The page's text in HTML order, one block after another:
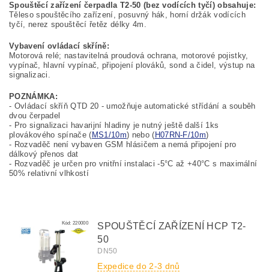
Spouštěcí zařízení čerpadla T2-50 (bez vodících tyčí) obsahuje:
Těleso spouštěcího zařízení, posuvný hák, horní držák vodících
tyčí, nerez spouštěcí řetěz délky 4m.
Vybavení ovládací skříně:
Motorová relé; nastavitelná proudová ochrana, motorové pojistky,
vypínač, hlavní vypínač, připojení plováků, sond a čidel, výstup na
signalizaci.
POZNÁMKA:
- Ovládací skříň QTD 20 - umožňuje automatické střídání a souběh
dvou čerpadel
- Pro signalizaci havarijní hladiny je nutný ještě další 1ks
plovákového spínače ( MS1/10m) nebo ( H07RN-F/10m)
- Rozvaděč není vybaven GSM hlásičem a nemá připojení pro
dálkový přenos dat
- Rozvaděč je určen pro vnitřní instalaci -5°C až +40°C s maximální
50% relativní vlhkostí
Kód:220000
SPOUŠTĚCÍ ZAŘÍZENÍ HCP T2-
50
DN50
Expedice do 2-3 dnů